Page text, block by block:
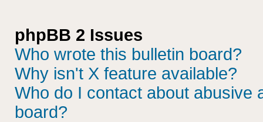
phpBB 2 Issues
Who wrote this bulletin board?
Why isn't X feature available?
Who do I contact about abusive
board?